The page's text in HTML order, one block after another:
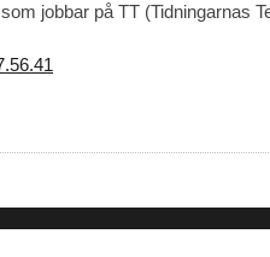
som jobbar på TT (Tidningarnas